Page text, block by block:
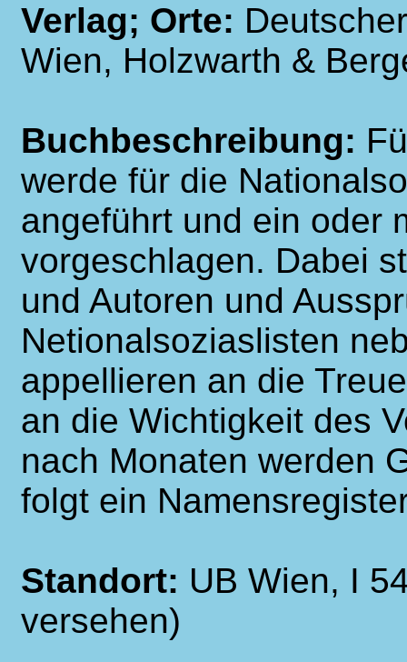
Verlag; Orte:
Wien, Holzwarth &
Buchbeschreibung:
werde für die
angeführt und ein oder
vorgeschlagen. Dabei
und Autoren und
Netionalsoziaslisten
appellieren an die
an die Wichtigkeit des
nach Monaten werden
folgt ein
Standort: UB Wien, I
versehen)